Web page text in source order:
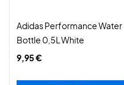
Adidas Performance Water
Bottle 0,5L White
9,95 €